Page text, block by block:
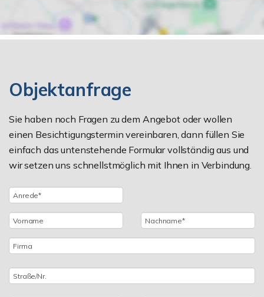
Objektanfrage
Sie haben noch Fragen zu dem Angebot oder wollen
einen Besichtigungstermin vereinbaren, dann füllen Sie
einfach das untenstehende Formular vollständig aus und
wir setzen uns schnellstmöglich mit Ihnen in Verbindung.